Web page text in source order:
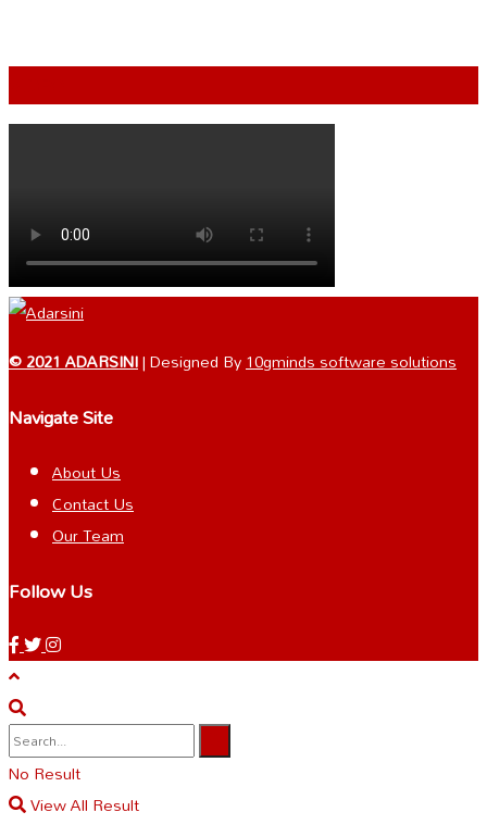
© 2021 ADARSINI| Designed By10gminds software solutions
Navigate Site
About Us
Contact Us
Our Team
Follow Us
No Result
View All Result